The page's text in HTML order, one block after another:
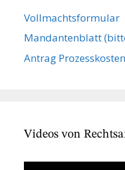
Vollmachts­formular
Mandanten­blatt
Antrag
Videos von